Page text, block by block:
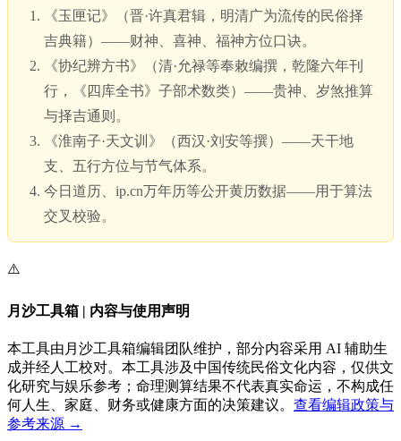
《玉匣记》（晋·许真君辑，明清广为流传的民俗择
吉典籍）——财神、喜神、福神方位口诀。
《协纪辨方书》（清·允禄等奉敕编撰，乾隆六年刊
行，《四库全书》子部术数类）——贵神、岁煞推算
与择吉通则。
《淮南子·天文训》（西汉·刘安等撰）——天干地
支、五行方位与节气体系。
今日道历、ip.cn万年历等公开黄历数据——用于算法
交叉校验。
⚠️
月沙工具箱 | 内容与使用声明
本工具由月沙工具箱编辑团队维护，部分内容采用 AI 辅助生
成并经人工校对。本工具涉及中国传统民俗文化内容，仅供文
化研究与娱乐参考；命理测算结果不代表真实命运，不构成任
何人生、家庭、财务或健康方面的决策建议。 查看编辑政策与
参考来源 →